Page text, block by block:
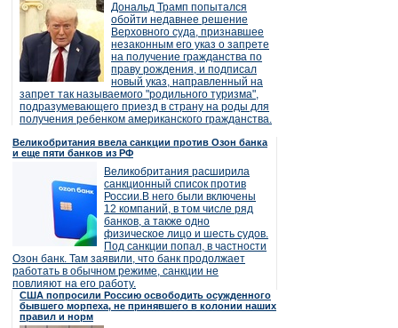
Дональд Трамп попытался
обойти недавнее решение
Верховного суда, признавшее
незаконным его указ о запрете
на получение гражданства по
праву рождения, и подписал
новый указ, направленный на
запрет так называемого "родильного туризма",
подразумевающего приезд в страну на роды для
получения ребенком американского гражданства.
Великобритания ввела санкции против Озон банка
и еще пяти банков из РФ
Великобритания расширила
санкционный список против
России.В него были включены
12 компаний, в том числе ряд
банков, а также одно
физическое лицо и шесть судов.
Под санкции попал, в частности
Озон банк. Там заявили, что банк продолжает
работать в обычном режиме, санкции не
повлияют на его работу.
США попросили Россию освободить осужденного
бывшего морпеха, не принявшего в колонии наших
правил и норм